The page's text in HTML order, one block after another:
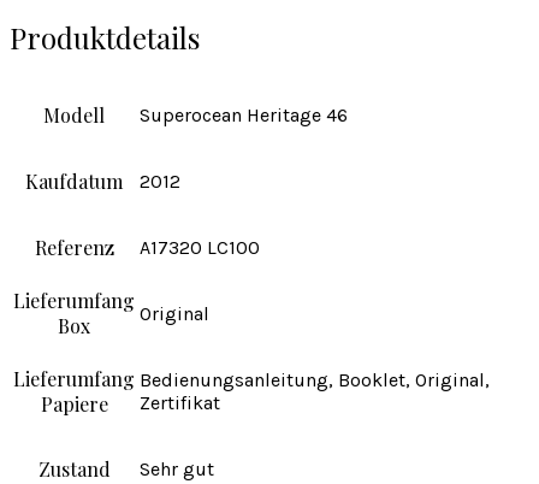
Produktdetails
Modell Superocean Heritage 46
Kaufdatum 2012
Referenz A17320 LC100
Lieferumfang
Box
Original
Lieferumfang
Papiere
Bedienungsanleitung, Booklet, Original,
Zertifikat
Zustand Sehr gut